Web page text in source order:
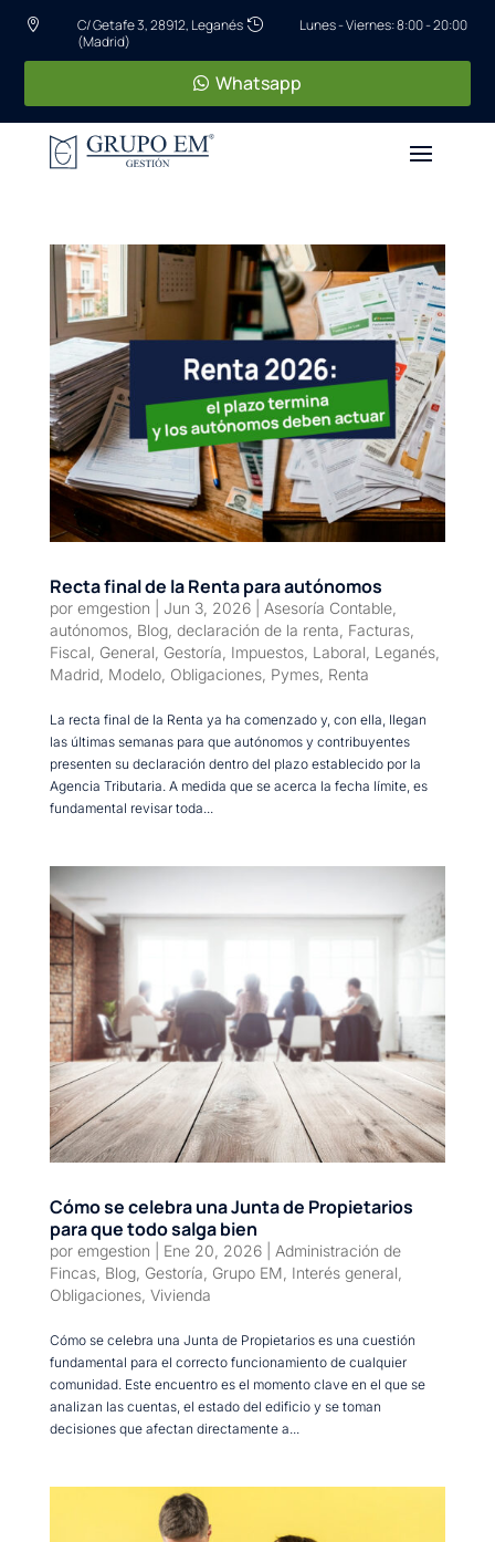

C/ Getafe 3, 28912, Leganés
(Madrid)
 Lunes - Viernes: 8:00 - 20:00
Whatsapp
Recta final de la Renta para autónomos
por emgestion Jun 3, 2026| Asesoría Contable,
autónomos, Blog, declaración de la renta Facturas,
Fiscal General Gestoría Impuestos, Laboral Leganés,
Madrid, Modelo, Obligaciones, Pymes, Renta
La recta final de la Renta ya ha comenzado y, con ella, llegan
las últimas semanas para que autónomos y contribuyentes
presenten su declaración dentro del plazo establecido por la
Agencia Tributaria. A medida que se acerca la fecha límite, es
fundamental revisar toda...
Cómo se celebra una Junta de Propietarios
para que todo salga bien
por emgestion Ene 20, 2026| Administración de
Fincas, Blog, Gestoría, Grupo EM, Interés general,
Obligaciones, Vivienda
Cómo se celebra una Junta de Propietarios es una cuestión
fundamental para el correcto funcionamiento de cualquier
comunidad. Este encuentro es el momento clave en el que se
analizan las cuentas, el estado del edificio y se toman
decisiones que afectan directamente a...